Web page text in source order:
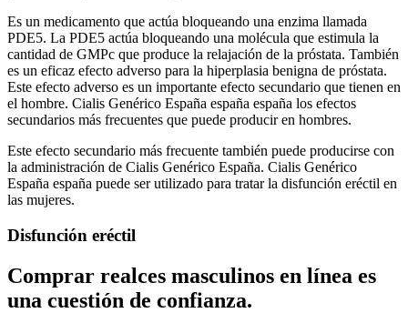
Es un medicamento que actúa bloqueando una enzima llamada
PDE5. La PDE5 actúa bloqueando una molécula que estimula la
cantidad de GMPc que produce la relajación de la próstata. También
es un eficaz efecto adverso para la hiperplasia benigna de próstata.
Este efecto adverso es un importante efecto secundario que tienen en
el hombre. Cialis Genérico España españa españa los efectos
secundarios más frecuentes que puede producir en hombres.
Este efecto secundario más frecuente también puede producirse con
la administración de Cialis Genérico España. Cialis Genérico
España españa puede ser utilizado para tratar la disfunción eréctil en
las mujeres.
Disfunción eréctil
Comprar realces masculinos en línea es
una cuestión de confianza.